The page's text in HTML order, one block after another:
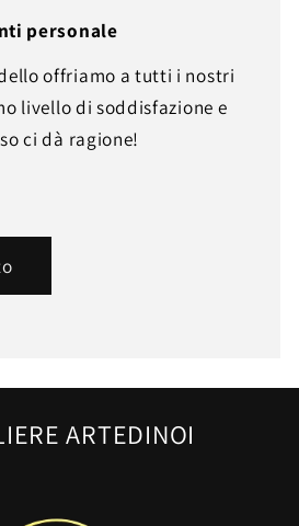
personale
offriamo a tutti i nostri
livello di soddisfazione e
ci dà ragione!
ARTEDINOI